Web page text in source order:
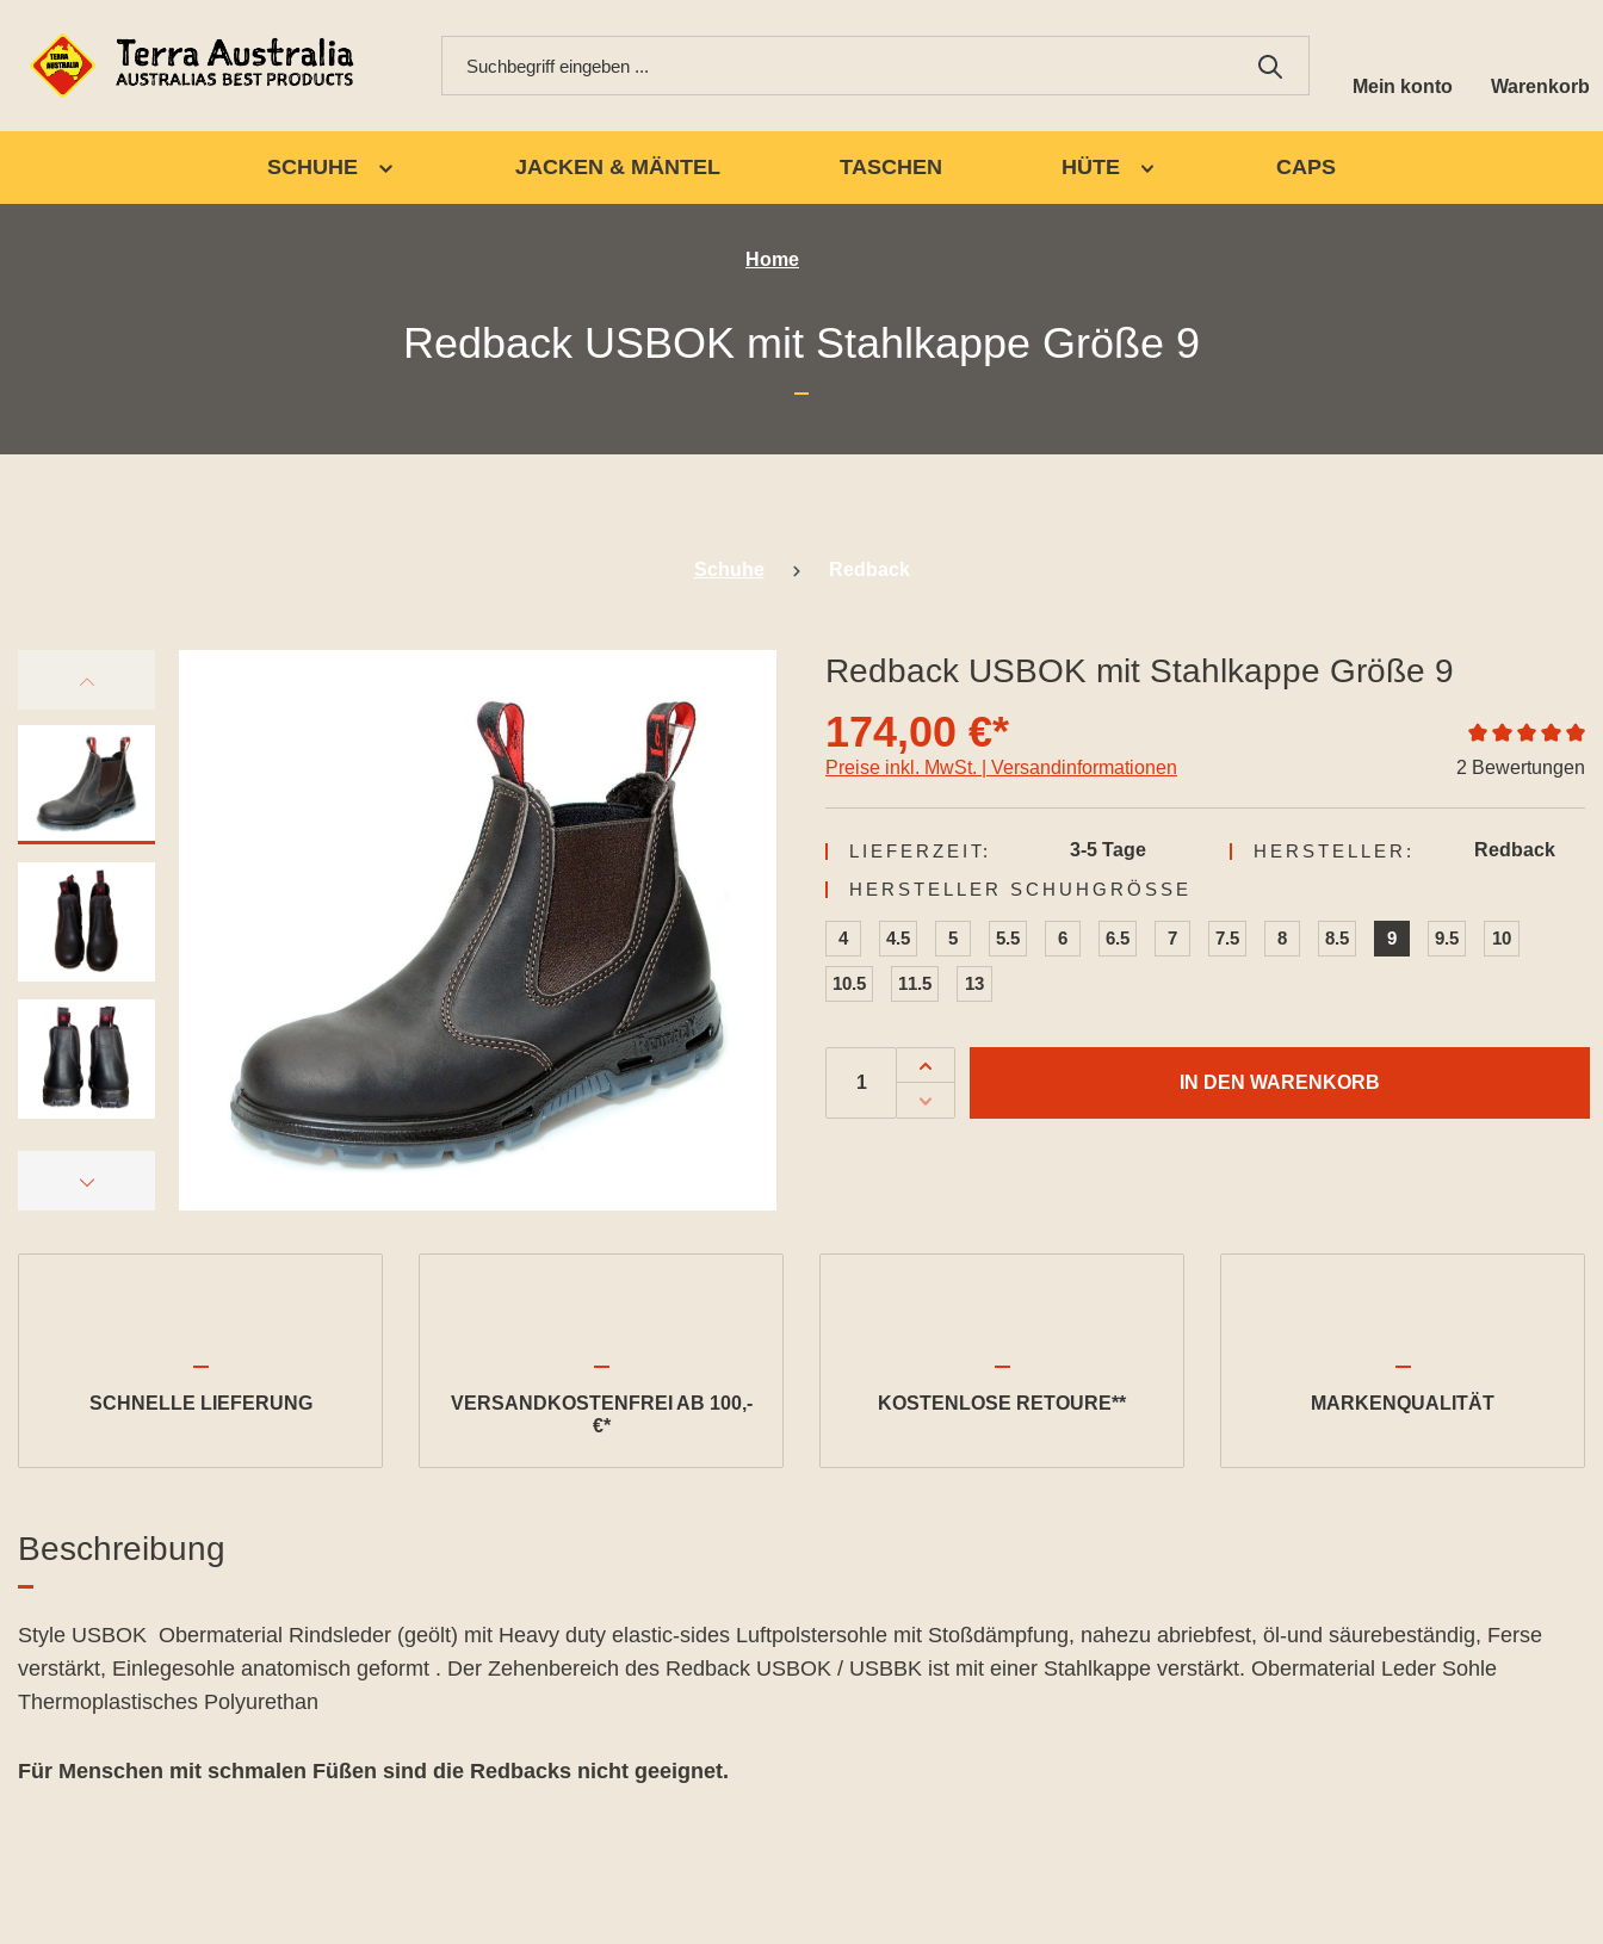
Mein konto Warenkorb
SCHUHE JACKEN & MÄNTEL TASCHEN HÜTE CAPS
Home
Redback USBOK mit Stahlkappe Größe 9
Schuhe Redback
Redback USBOK mit Stahlkappe Größe 9
174,00 €*
Preise inkl. MwSt. | Versandinformationen 2 Bewertungen
LIEFERZEIT: 3-5 Tage HERSTELLER:
Redback
HERSTELLER SCHUHGRÖSSE
4 4.5 5 5.5 6 6.5 7 7.5 8 8.5 9 9.5 10
10.5 11.5 13
IN DEN WARENKORB
SCHNELLE LIEFERUNG
VERSANDKOSTENFREI AB 100,-
€*
KOSTENLOSE RETOURE** MARKENQUALITÄT
Beschreibung
Style USBOK Obermaterial Rindsleder (geölt) mit Heavy duty elastic-sides Luftpolstersohle mit Stoßdämpfung, nahezu abriebfest, öl-und säurebeständig, Ferse
verstärkt, Einlegesohle anatomisch geformt . Der Zehenbereich des Redback USBOK / USBBK ist mit einer Stahlkappe verstärkt. Obermaterial Leder Sohle
Thermoplastisches Polyurethan
Für Menschen mit schmalen Füßen sind die Redbacks nicht geeignet.